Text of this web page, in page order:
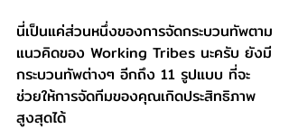
นี่เป็นแค่ส่วนหนึ่งของการจัดกระบวนทัพตาม
แนวคิดของ Working Tribes นะครับ ยังมี
กระบวนทัพต่างๆ อีกถึง 11 รูปแบบ ที่จะ
ช่วยให้การจัดทีมของคุณเกิดประสิทธิภาพ
สูงสุดได้